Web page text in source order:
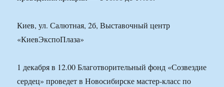
Киев, ул. Салютная, 2б, Выставочный центр
«КиевЭкспоПлаза»
1 декабря в 12.00 Благотворительный фонд «Созвездие
сердец» проведет в Новосибирске мастер-класс по